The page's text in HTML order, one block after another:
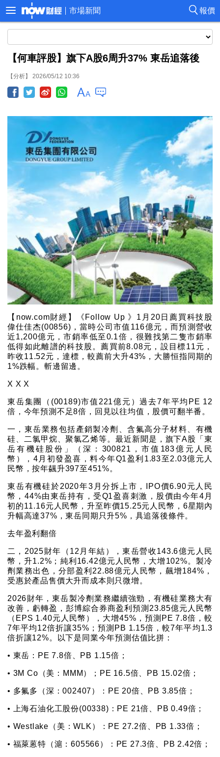
報價
市場新聞
【何車評股】旗下A股6周升37% 東岳追落後
【分析】 2026/05/12 10:36
【now.com財經】《Follow Up 》1月20日薦買科技股
偉仕佳杰(00856)，當時公司市值116億元，而預測營收
近1,200億元，市銷率低至0.1倍，很難找第二隻市銷率
低得如此離譜的科技股。薦買前8.08元，設目標11元，
昨收11.52元，達標，較薦前大升43%，大勝恒指同期的
1%跌幅。斬邊留邊。
X X X
東岳集團（(00189)市值221億元）過去7年平均PE 12
倍，今年預測不足8倍，回見以往均值，股價可翻半番。
一，東岳業務包括產銷製冷劑、含氟高分子材料、有機
硅、二氯甲烷、聚氯乙烯等。最近新聞是，旗下A股「東
岳有機硅股份」（深：300821，市值183億元人民
幣），4月初發盈喜，料今年Q1盈利1.83至2.03億元人
民幣，按年飊升397至451%。
東岳有機硅於2020年3月分拆上市，IPO價6.90元人民
幣，44%由東岳持有，受Q1盈喜刺激，股價由今年4月
初的11.16元人民幣，升至昨價15.25元人民幣，6星期內
升幅高達37%，東岳同期只升5%，具追落後條件。
去年盈利翻倍
二，2025財年（12月年結），東岳營收143.6億元人民
幣，升1.2%；純利16.42億元人民幣，大增102%。製冷
劑業務出色，分部盈利22.88億元人民幣，飆增184%，
受惠於產品售價大升而成本則只微增。
2026財年，東岳製冷劑業務繼續強勁，有機硅業務大有
改善，虧轉盈，彭博綜合券商盈利預測23.85億元人民幣
（EPS 1.40元人民幣），大增45%，預測PE 7.8倍，較
7年平均12倍折讓35%；預測PB 1.15倍，較7年平均1.3
倍折讓12%。以下是同業今年預測估值比拼：
• 東岳：PE 7.8倍、PB 1.15倍；
• 3M Co（美：MMM）；PE 16.5倍、PB 15.02倍；
• 多氟多（深：002407）：PE 20倍、PB 3.85倍；
• 上海石油化工股份(00338)：PE 21倍、PB 0.49倍；
• Westlake（美：WLK）：PE 27.2倍、PB 1.33倍；
• 福萊蒽特（滬：605566）：PE 27.3倍、PB 2.42倍；